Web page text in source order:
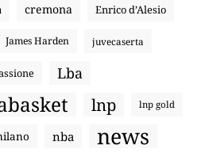
cremona Enrico d’Alesio
James Harden juvecaserta
Lba
lnp lnp gold
nba news